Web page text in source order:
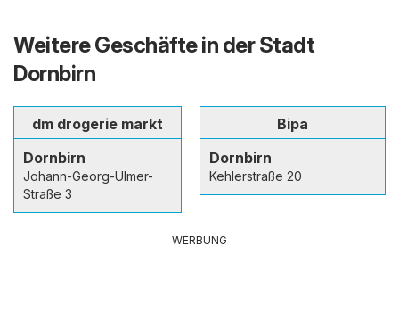
Weitere Geschäfte in der Stadt
Dornbirn
dm drogerie markt
Dornbirn
Johann-Georg-Ulmer-
Straße 3
Bipa
Dornbirn
Kehlerstraße 20
WERBUNG